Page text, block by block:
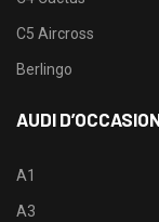
C5 Aircross
Berlingo
AUDI
A1
A3